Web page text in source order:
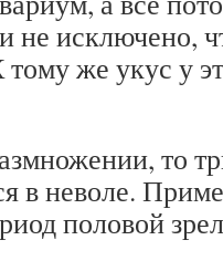
не исключено,
же укус у
то
в неволе.
половой